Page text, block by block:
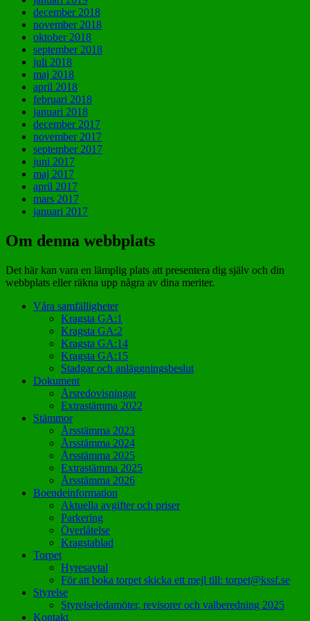
december 2018
november 2018
oktober 2018
september 2018
juli 2018
maj 2018
april 2018
februari 2018
januari 2018
december 2017
november 2017
september 2017
juni 2017
maj 2017
april 2017
mars 2017
januari 2017
Om denna webbplats
Det här kan vara en lämplig plats att presentera dig själv och din
webbplats eller räkna upp några av dina meriter.
Våra samfälligheter
Kragsta GA:1
Kragsta GA:2
Kragsta GA:14
Kragsta GA:15
Stadgar och anläggningsbeslut
Dokument
Årsredovisningar
Extrastämma 2022
Stämmor
Årsstämma 2023
Årsstämma 2024
Årsstämma 2025
Extrastämma 2025
Årsstämma 2026
Boendeinformation
Aktuella avgifter och priser
Parkering
Överlåtelse
Kragstablad
Torpet
Hyresavtal
För att boka torpet skicka ett mejl till: torpet@kssf.se
Styrelse
Styrelseledamöter, revisorer och valberedning 2025
Kontakt